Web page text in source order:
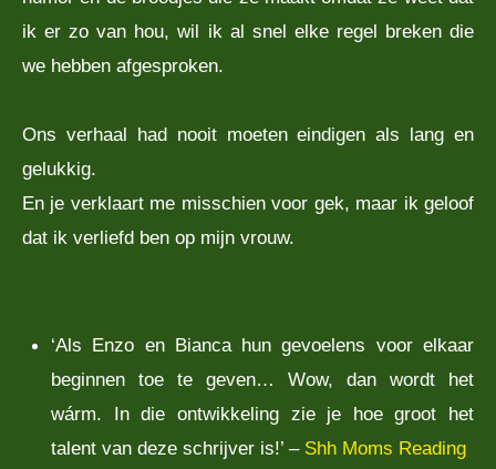
ik er zo van hou, wil ik al snel elke regel breken die
we hebben afgesproken.
Ons verhaal had nooit moeten eindigen als lang en
gelukkig.
En je verklaart me misschien voor gek, maar ik geloof
dat ik verliefd ben op mijn vrouw.
‘Als Enzo en Bianca hun gevoelens voor elkaar
beginnen toe te geven… Wow, dan wordt het
wárm. In die ontwikkeling zie je hoe groot het
talent van deze schrijver is!’ – Shh Moms Reading